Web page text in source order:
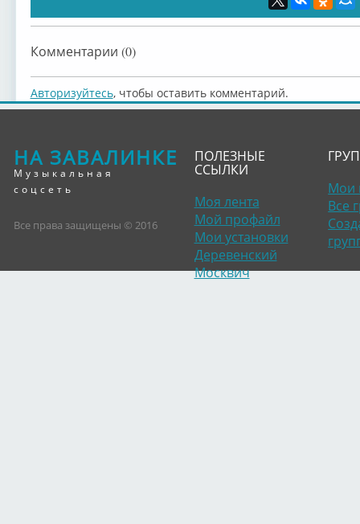
Комментарии (0)
Авторизуйтесь, чтобы оставить комментарий.
НА ЗАВАЛИНКЕ
Музыкальная
соцсеть
Все права защищены © 2016
ПОЛЕЗНЫЕ
ССЫЛКИ
Моя лента
Мой профайл
Мои установки
Деревенский
Москвич
Мои
Все